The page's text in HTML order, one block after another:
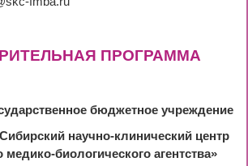
ПРОГРАММА
бюджетное учреждение
научно-клинический центр
биологического агентства»